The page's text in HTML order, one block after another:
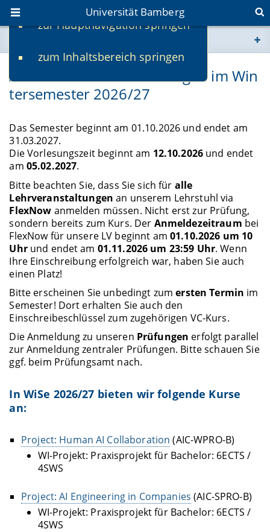
zur Hauptnavigation springen
zum Inhaltsbereich springen
Universität Bamberg
www.uni-bamberg.de
univis.uni-bamberg.de
fis.uni-bamberg.de
Aktuelle Lehrveranstaltungen im Win
tersemester 2026/27
Das Semester beginnt am 01.10.2026 und endet am
31.03.2027.
Die Vorlesungszeit beginnt am 12.10.2026 und endet
am 05.02.2027.
Bitte beachten Sie, dass Sie sich für alle
Lehrveranstaltungen an unserem Lehrstuhl via
FlexNow anmelden müssen. Nicht erst zur Prüfung,
sondern bereits zum Kurs. Der Anmeldezeitraum bei
FlexNow für unsere LV beginnt am01.10.2026 um 10
Uhr und endet am 01.11.2026 um 23:59 Uhr. Wenn
Ihre Einschreibung erfolgreich war, haben Sie auch
einen Platz!
Bitte erscheinen Sie unbedingt zumersten Termin im
Semester! Dort erhalten Sie auch den
Einschreibeschlüssel zum zugehörigen VC-Kurs.
Die Anmeldung zu unseren Prüfungen erfolgt parallel
zur Anmeldung zentraler Prüfungen. Bitte schauen Sie
ggf. beim Prüfungsamt nach.
In WiSe 2026/27 bieten wir folgende Kurse
an:
Project: Human AI Collaboration (AIC-WPRO-B)
WI-Projekt: Praxisprojekt für Bachelor: 6ECTS /
4SWS
Project: AI Engineering in Companies (AIC-SPRO-B)
WI-Projekt: Praxisprojekt für Bachelor: 6ECTS /
4SWS